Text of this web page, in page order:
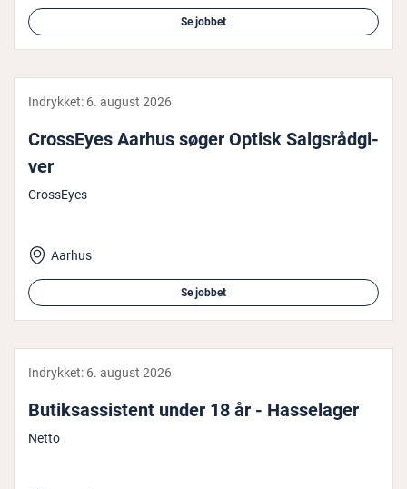
Se jobbet
Indrykket: 6. august 2026
CrossEyes Aarhus søger Optisk Salgs­rå­d­gi­
ver
CrossEyes
Aarhus
Se jobbet
Indrykket: 6. august 2026
Bu­tiksas­si­stent under 18 år - Has­sela­ger
Netto